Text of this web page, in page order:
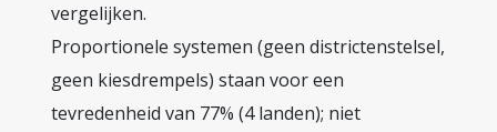
vergelijken.
Proportionele systemen (geen districtenstelsel,
geen kiesdrempels) staan voor een
tevredenheid van 77% (4 landen); niet